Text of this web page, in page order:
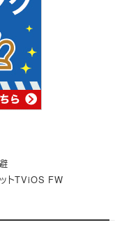
トTViOS FW